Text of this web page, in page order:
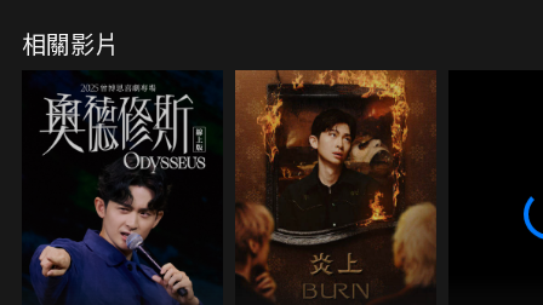
相關影片